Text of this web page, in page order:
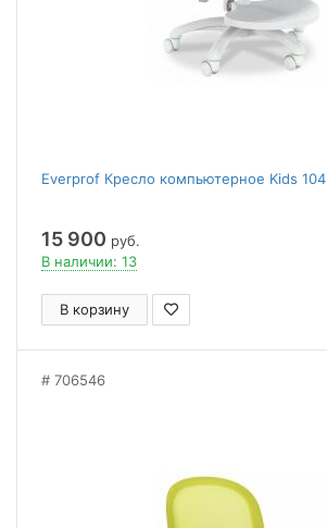
Everprof Кресло компьютерное Kids 104
15 900 руб.
В наличии: 13
В корзину
706546